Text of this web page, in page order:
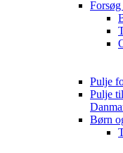
Pulje
Pulje
Børn